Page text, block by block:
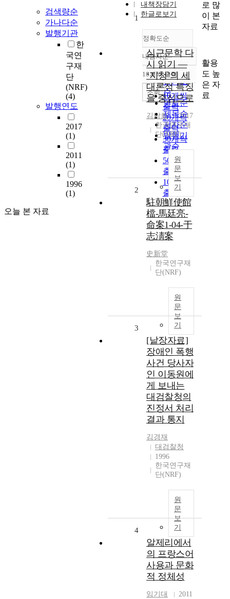
검색량순
가나다순
발행기관
한
국연
구재
단
(NRF)
(4)
발행연도
2017
(1)
2011
(1)
1996
(1)
오늘 본 자료
내책장담기
한글로보기
정확도순
정확도
순
인기도
순
연도순
제목순
저자순
발행기
관순
내림차순
내림차순
10개씩 출력
10개씩
출력
20개씩
출력
30개씩
출력
50개씩
출력
100개씩
출력
조회
1
심근문학 다
시 읽기 ―
‘지청’의 세
대론적 특징
을 중심으로
김남희
2017
한국연구재
단(NRF)
원
문
보
기
2
駐朝鮮使館
檔-馬廷亮-
命案1-04-于
志淸案
史新堂
한국연구재
단(NRF)
원
문
보
기
3
[낱장자료]
장애인 폭행
사건 당사자
인 이동원에
게 보내는
대검찰청의
진정서 처리
결과 통지
김경재
대검찰청
1996
한국연구재
단(NRF)
원
문
보
기
4
알제리에서
의 프랑스어
사용과 문화
적 정체성
임기대
2011
로 많
이 본
자료
활용
도 높
은 자
료